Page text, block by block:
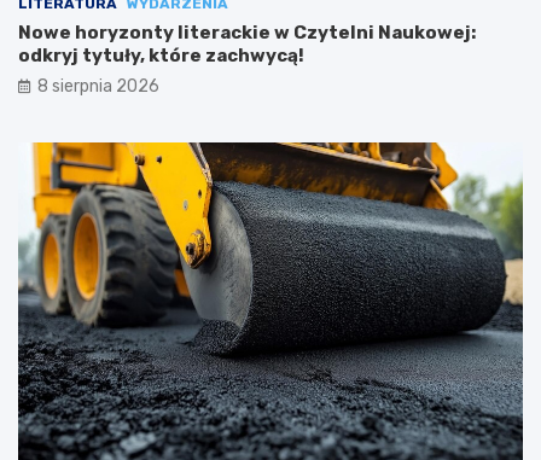
LITERATURA WYDARZENIA
Nowe horyzonty literackie w Czytelni Naukowej:
odkryj tytuły, które zachwycą!
8 sierpnia 2026